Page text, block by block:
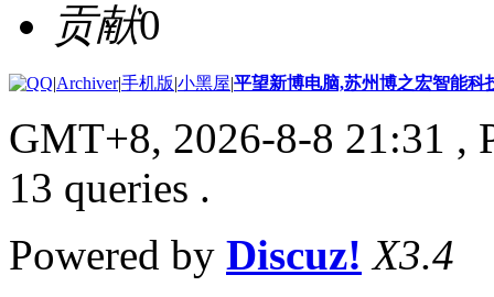
贡献0
|Archiver|手机版|小黑屋|平望新博电脑,苏州博之宏智能科
GMT+8, 2026-8-8 21:31 ,
13 queries .
Powered by Discuz! X3.4